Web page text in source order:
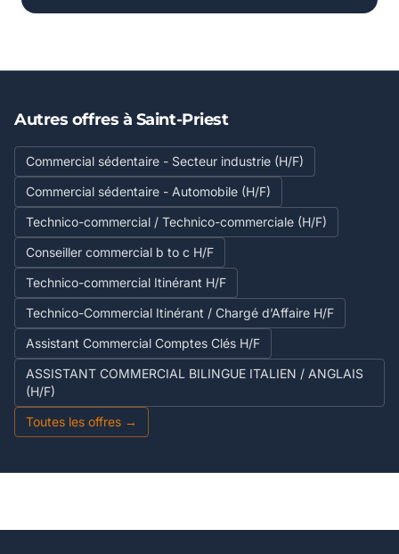
Autres offres à Saint-Priest
Commercial sédentaire - Secteur industrie (H/F)
Commercial sédentaire - Automobile (H/F)
Technico-commercial / Technico-commerciale (H/F)
Conseiller commercial b to c H/F
Technico-commercial Itinérant H/F
Technico-Commercial Itinérant / Chargé d’Affaire H/F
Assistant Commercial Comptes Clés H/F
ASSISTANT COMMERCIAL BILINGUE ITALIEN / ANGLAIS
(H/F)
Toutes les offres →